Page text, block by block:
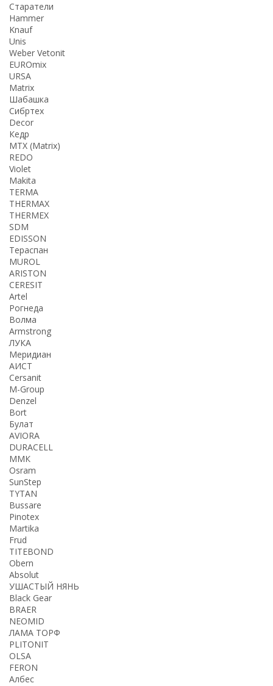
Старатели
Hammer
Knauf
Unis
Weber Vetonit
EUROmix
URSA
Matrix
Шабашка
Сибртех
Decor
Кедр
MTX (Matrix)
REDO
Violet
Makita
TERMA
THERMАX
THERMEX
SDM
EDISSON
Тераспан
MUROL
ARISTON
CERESIT
Artel
Рогнеда
Волма
Armstrong
ЛУКА
Меридиан
АИСТ
Cersanit
M-Group
Denzel
Bort
Булат
AVIORA
DURACELL
ММК
Osram
SunStep
TYTAN
Bussare
Pinotex
Martika
Frud
TITEBOND
Obern
Absolut
УШАСТЫЙ НЯНЬ
Black Gear
BRAER
NEOMID
ЛАМА ТОРФ
PLITONIT
OLSA
FERON
Албес